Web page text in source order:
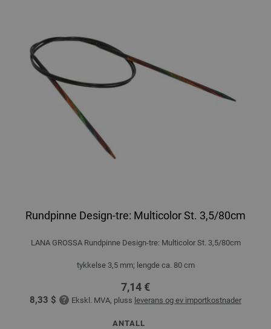
Rundpinne Design-tre: Multicolor St. 3,5/80cm
LANA GROSSA Rundpinne Design-tre: Multicolor St. 3,5/80cm
tykkelse 3,5 mm; lengde ca. 80 cm
7,14 €
8,33 $ Ekskl. MVA, pluss leverans og ev importkostnader
ANTALL